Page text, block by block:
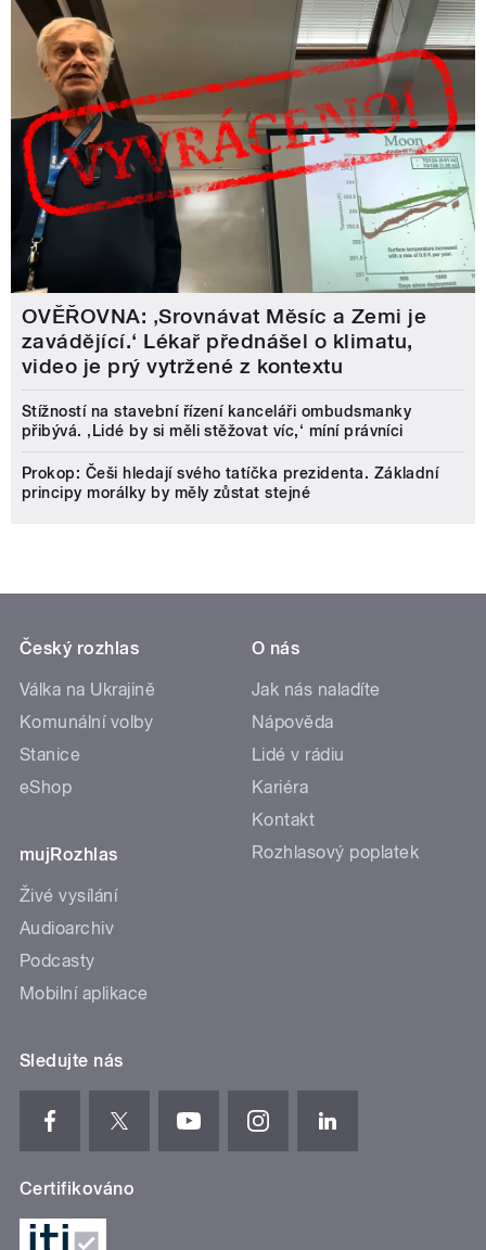
OVĚŘOVNA: ‚Srovnávat Měsíc a Zemi je
zavádějící.‘ Lékař přednášel o klimatu,
video je prý vytržené z kontextu
Stížností na stavební řízení kanceláři ombudsmanky
přibývá. ‚Lidé by si měli stěžovat víc,‘ míní právníci
Prokop: Češi hledají svého tatíčka prezidenta. Základní
principy morálky by měly zůstat stejné
Český rozhlas
Válka na Ukrajině
Komunální volby
Stanice
eShop
mujRozhlas
Živé vysílání
Audioarchiv
Podcasty
Mobilní aplikace
O nás
Jak nás naladíte
Nápověda
Lidé v rádiu
Kariéra
Kontakt
Rozhlasový poplatek
Sledujte nás
Certifikováno